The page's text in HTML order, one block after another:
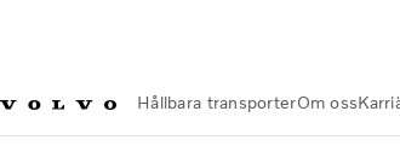
Hållbara transporterOm oss